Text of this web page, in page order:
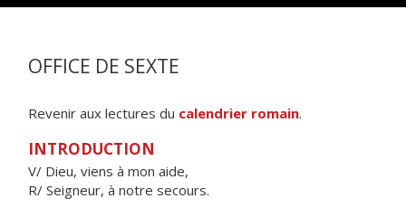
OFFICE DE SEXTE
Revenir aux lectures du calendrier romain.
INTRODUCTION
V/ Dieu, viens à mon aide,
R/ Seigneur, à notre secours.